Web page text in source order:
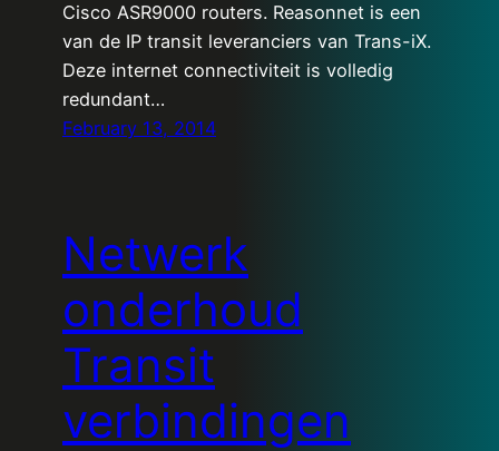
Cisco ASR9000 routers. Reasonnet is een
van de IP transit leveranciers van Trans-iX.
Deze internet connectiviteit is volledig
redundant…
February 13, 2014
Netwerk
onderhoud
Transit
verbindingen